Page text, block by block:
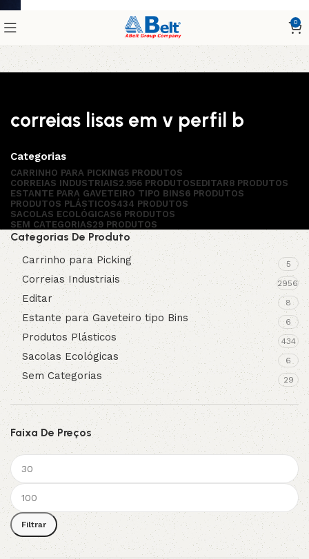
0
correias lisas em v perfil b
Categorias
CARRINHO PARA PICKING5 PRODUTOS
CORREIAS INDUSTRIAIS2.956 PRODUTOSEDITAR8 PRODUTOS
ESTANTE PARA GAVETEIRO TIPO BINS6 PRODUTOS
PRODUTOS PLÁSTICOS434 PRODUTOS
SACOLAS ECOLÓGICAS6 PRODUTOS
SEM CATEGORIAS29 PRODUTOS
Categorias De Produto
Carrinho para Picking 5
Correias Industriais 2956
Editar 8
Estante para Gaveteiro tipo Bins 6
Produtos Plásticos 434
Sacolas Ecológicas 6
Sem Categorias 29
Faixa De Preços
Filtrar